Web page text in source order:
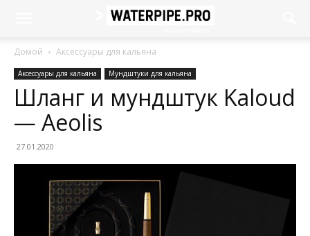
Домой Аксессуары для кальяна
Аксессуары для кальяна Мундштуки для кальяна
Шланг и мундштук Kaloud
— Aeolis
27.01.2020